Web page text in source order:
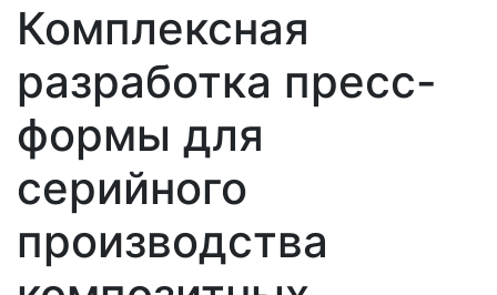
Комплексная
разработка пресс-
формы для
серийного
производства